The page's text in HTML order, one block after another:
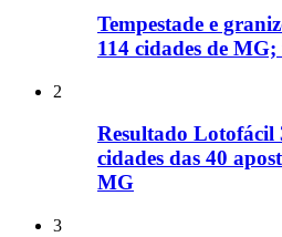
Tempestade e
114 cidades de
2
Resultado Lotofácil
cidades das 40
MG
3